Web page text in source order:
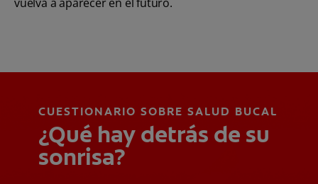
CUESTIONARIO SOBRE SALUD BUCAL
¿Qué hay detrás de su
sonrisa?